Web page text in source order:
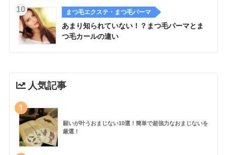
まつ毛エクステ・まつ毛パーマ
あまり知られていない！？まつ毛パーマとま
つ毛カールの違い
人気記事
1
願いが叶うおまじない10選！簡単で超強力なおまじないを
厳選！